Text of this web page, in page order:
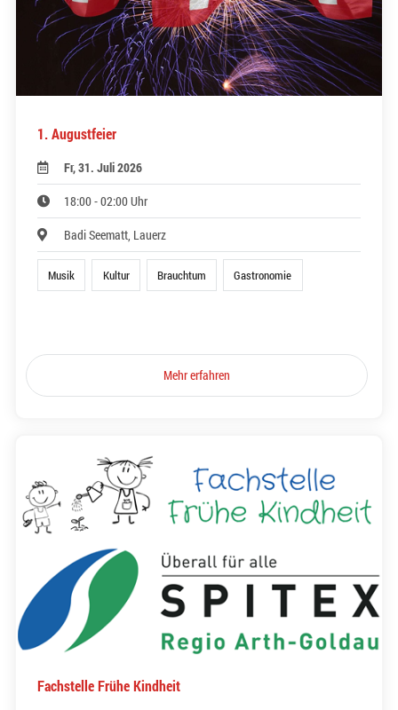
1. Augustfeier
Fr, 31. Juli 2026
18:00 - 02:00 Uhr
Badi Seematt, Lauerz
Musik Kultur Brauchtum Gastronomie
Mehr erfahren
Fachstelle Frühe Kindheit